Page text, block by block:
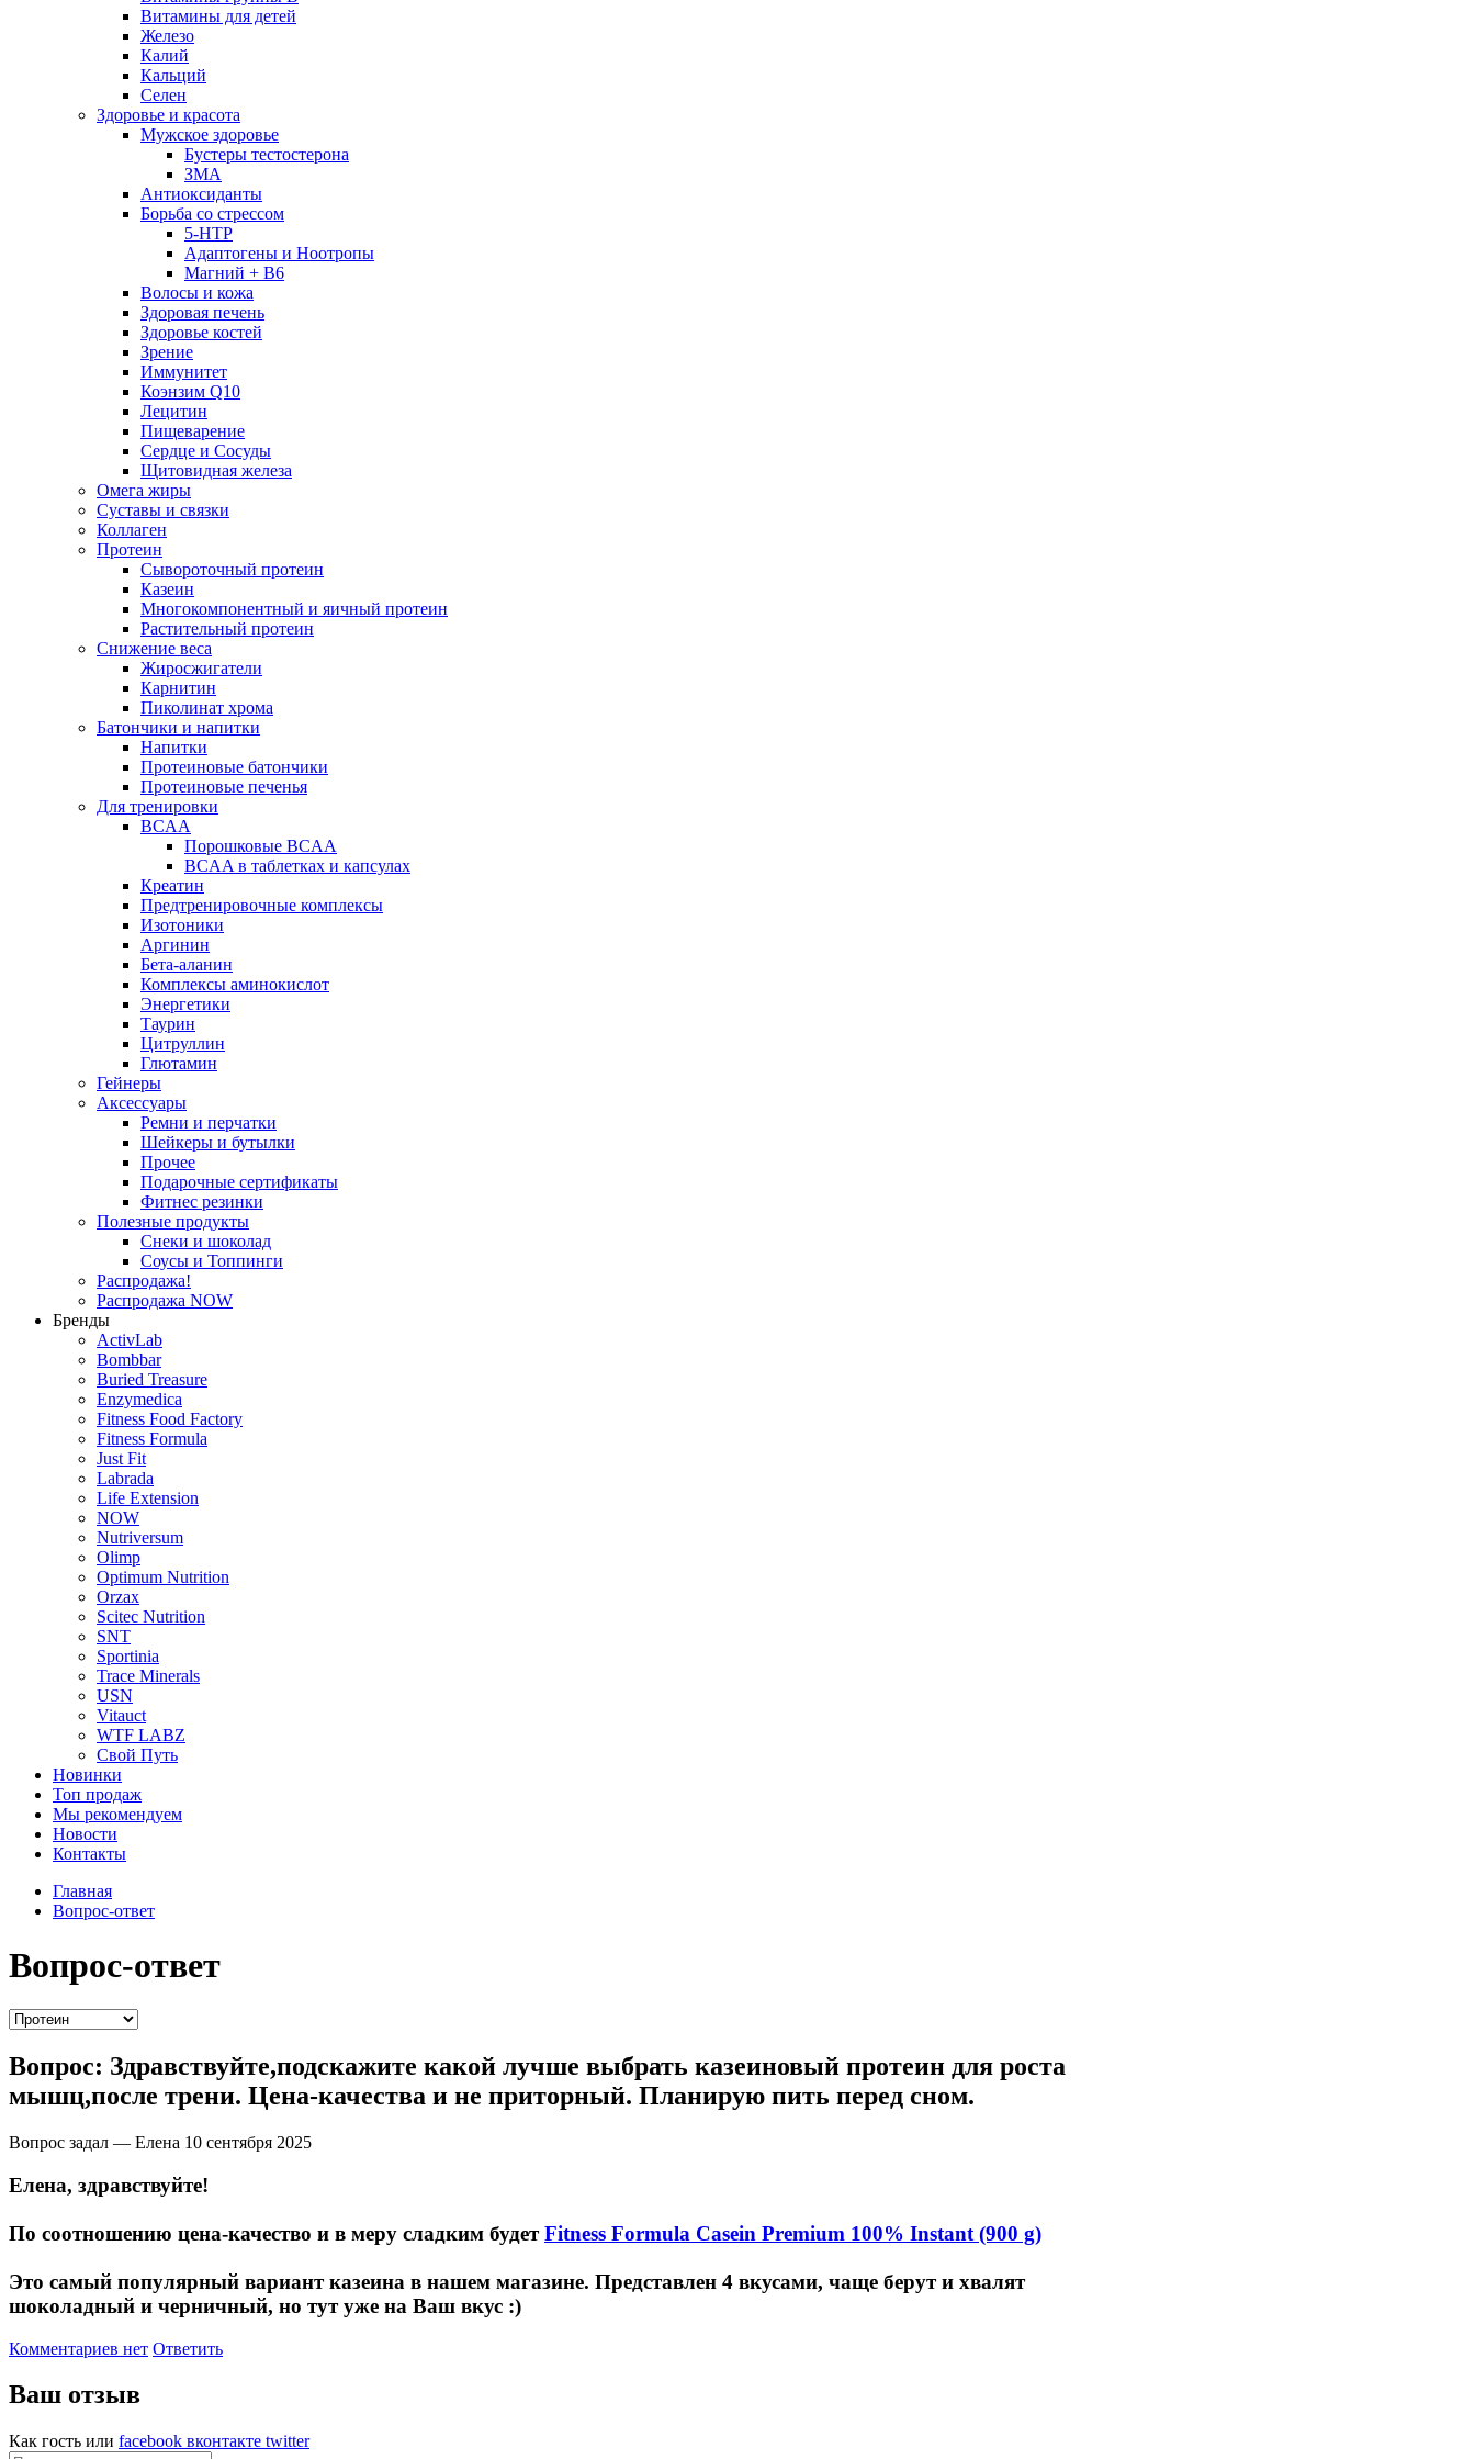
Витамины для детей
Железо
Калий
Кальций
Селен
Здоровье и красота
Мужское здоровье
Бустеры тестостерона
ЗМА
Антиоксиданты
Борьба со стрессом
5-HTP
Адаптогены и Ноотропы
Магний + В6
Волосы и кожа
Здоровая печень
Здоровье костей
Зрение
Иммунитет
Коэнзим Q10
Лецитин
Пищеварение
Сердце и Сосуды
Щитовидная железа
Омега жиры
Суставы и связки
Коллаген
Протеин
Сывороточный протеин
Казеин
Многокомпонентный и яичный протеин
Растительный протеин
Снижение веса
Жиросжигатели
Карнитин
Пиколинат хрома
Батончики и напитки
Напитки
Протеиновые батончики
Протеиновые печенья
Для тренировки
BCAA
Порошковые BCAA
BCAA в таблетках и капсулах
Креатин
Предтренировочные комплексы
Изотоники
Аргинин
Бета-аланин
Комплексы аминокислот
Энергетики
Таурин
Цитруллин
Глютамин
Гейнеры
Аксессуары
Ремни и перчатки
Шейкеры и бутылки
Прочее
Подарочные сертификаты
Фитнес резинки
Полезные продукты
Снеки и шоколад
Соусы и Топпинги
Распродажа!
Распродажа NOW
Бренды
ActivLab
Bombbar
Buried Treasure
Enzymedica
Fitness Food Factory
Fitness Formula
Just Fit
Labrada
Life Extension
NOW
Nutriversum
Olimp
Optimum Nutrition
Orzax
Scitec Nutrition
SNT
Sportinia
Trace Minerals
USN
Vitauct
WTF LABZ
Свой Путь
Новинки
Топ продаж
Мы рекомендуем
Новости
Контакты
Главная
Вопрос-ответ
Вопрос-ответ
Вопрос: Здравствуйте,подскажите какой лучше выбрать казеиновый протеин для роста
мышц,после трени. Цена-качества и не приторный. Планирую пить перед сном.
Вопрос задал — Елена 10 сентября 2025
Елена, здравствуйте!
По соотношению цена-качество и в меру сладким будетFitness Formula Casein Premium 100% Instant (900 g)
Это самый популярный вариант казеина в нашем магазине. Представлен 4 вкусами, чаще берут и хвалят
шоколадный и черничный, но тут уже на Ваш вкус :)
Комментариев нет Ответить
Ваш отзыв
Как гость или facebook вконтакте twitter